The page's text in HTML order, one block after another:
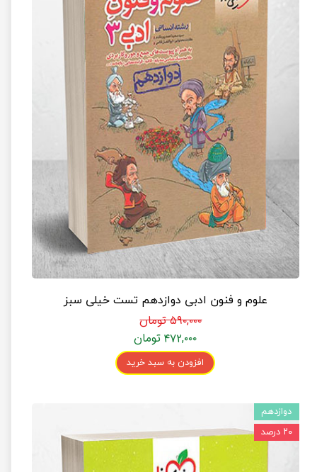
علوم و فنون ادبی دوازدهم تست خیلی سبز
۵۹۰,۰۰۰ تومان
۴۷۲,۰۰۰ تومان
افزودن به سبد خرید
دوازدهم
۲۰ درصد